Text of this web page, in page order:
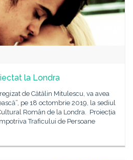
la Londra
de Cătălin Mitulescu, va avea
pe 18 octombrie 2019, la sediul
Român de la Londra. Proiecția
Traficului de Persoane